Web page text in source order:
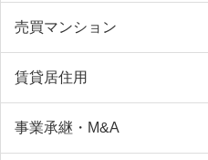
売買マンション
賃貸居住用
事業承継・M&A